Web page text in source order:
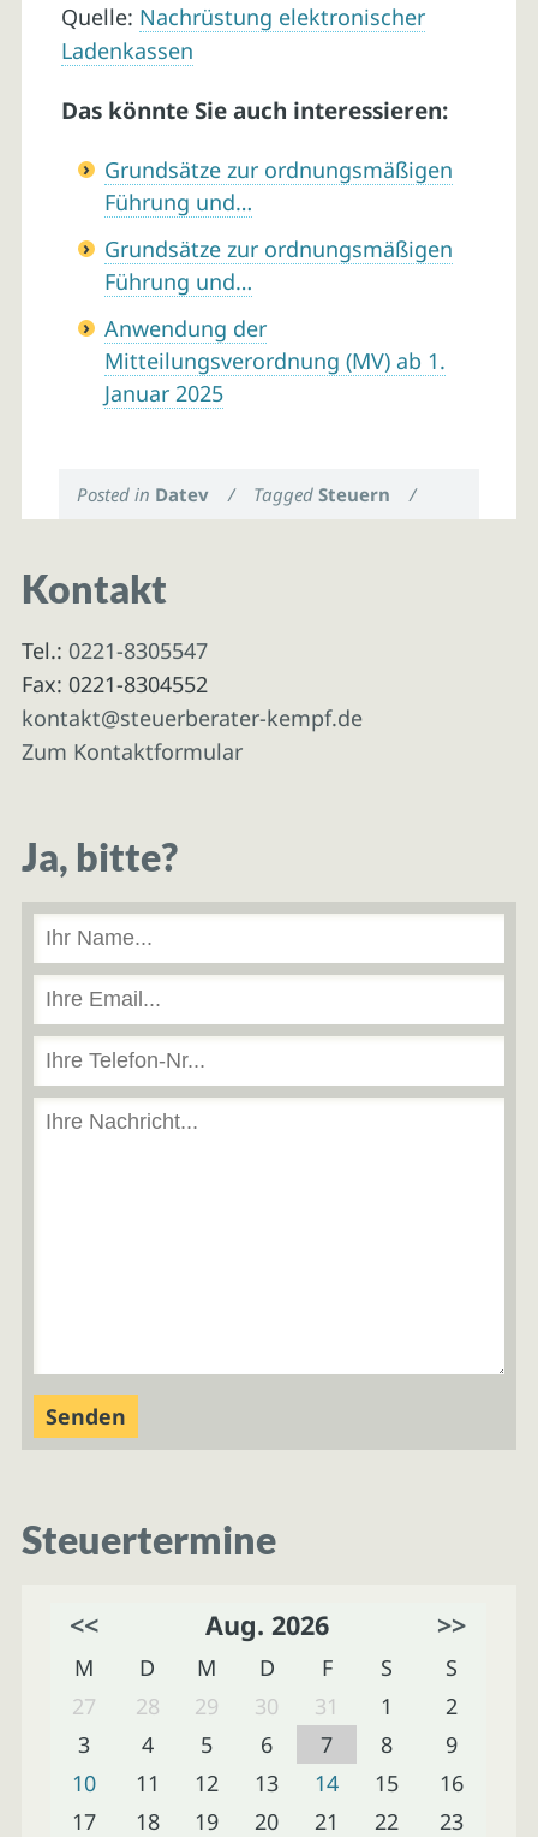
Quelle: Nachrüstung elektronischer
Ladenkassen
Das könnte Sie auch interessieren:
Grundsätze zur ordnungsmäßigen
Führung und…
Grundsätze zur ordnungsmäßigen
Führung und…
Anwendung der
Mitteilungsverordnung (MV) ab 1.
Januar 2025
Posted in Datev / TaggedSteuern /
Kontakt
Tel.: 0221-8305547
Fax: 0221-8304552
kontakt@steuerberater-kempf.de
Zum Kontaktformular
Ja, bitte?
Steuertermine
<< Aug. 2026 >>
M D M D F S
S
27
28 29 30 31 1
2
3
4 5 6 7 8
9
10
11 12 13 14 15
16
17
18 19 20 21 22
23